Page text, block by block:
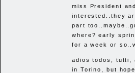
miss President
interested..they
part
where? early
for a week or
adios todos, tutti,
in Torino, but